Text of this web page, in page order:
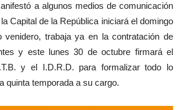
a algunos medios de comunicación
Capital de la República iniciará el domingo
venidero, trabaja ya en la contratación de
y este lunes 30 de octubre firmará el
y el I.D.R.D. para formalizar todo lo
quinta temporada a su cargo.